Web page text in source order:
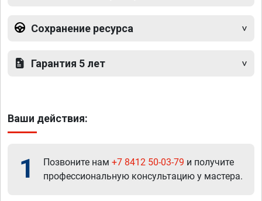
Сохранение ресурса
Гарантия 5 лет
Ваши действия:
1 Позвоните нам +7 8412 50-03-79 и получите
профессиональную консультацию у мастера.